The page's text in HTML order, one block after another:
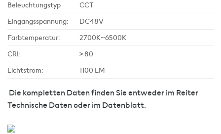
Beleuchtungstyp
CCT
Eingangsspannung:
DC48V
Farbtemperatur:
2700K~6500K
CRI:
> 80
Lichtstrom:
1100 LM
Die kompletten Daten finden Sie entweder im Reiter
Technische Daten oder im Datenblatt.